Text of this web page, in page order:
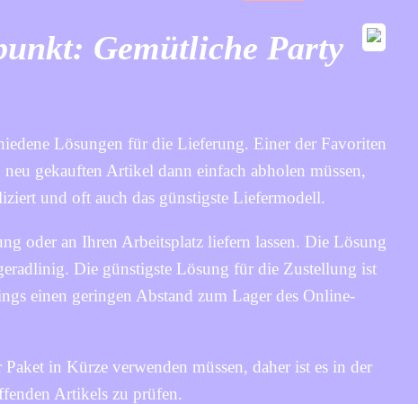
Gemütliche Party
Lösungen für die Lieferung. Einer der Favoriten
gekauften Artikel dann einfach abholen müssen,
und oft auch das günstigste Liefermodell.
oder an Ihren Arbeitsplatz liefern lassen. Die Lösung
Die günstigste Lösung für die Zustellung ist
einen geringen Abstand zum Lager des Online-
in Kürze verwenden müssen, daher ist es in der
Artikels zu prüfen.